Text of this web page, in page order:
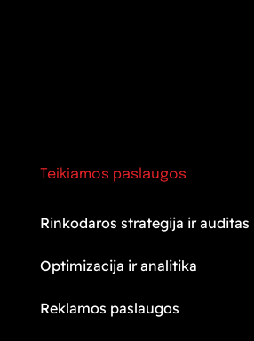
Teikiamos paslaugos
Rinkodaros strategija ir auditas
Optimizacija ir analitika
Reklamos paslaugos